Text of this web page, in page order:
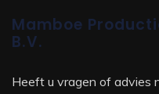
Mamboe
B.V.
Heeft u vragen of advies